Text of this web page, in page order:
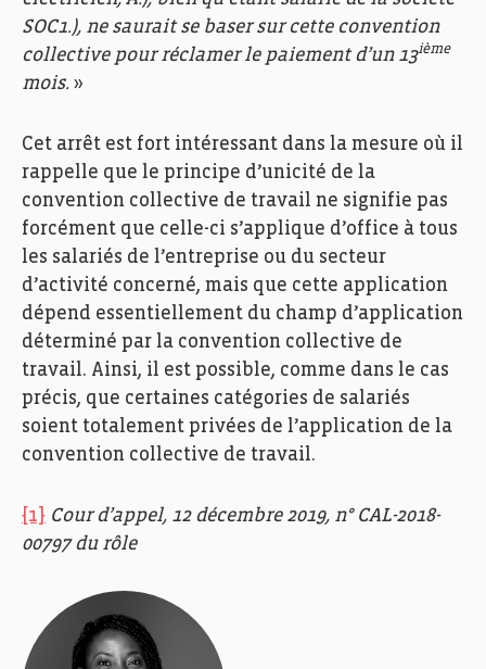
SOC1.), ne saurait se baser sur cette convention
collective pour réclamer le paiement d’un 13ième
mois. »
Cet arrêt est fort intéressant dans la mesure où il
rappelle que le principe d’unicité de la
convention collective de travail ne signifie pas
forcément que celle-ci s’applique d’office à tous
les salariés de l’entreprise ou du secteur
d’activité concerné, mais que cette application
dépend essentiellement du champ d’application
déterminé par la convention collective de
travail. Ainsi, il est possible, comme dans le cas
précis, que certaines catégories de salariés
soient totalement privées de l’application de la
convention collective de travail.
[1] Cour d’appel, 12 décembre 2019, n° CAL-2018-
00797 du rôle